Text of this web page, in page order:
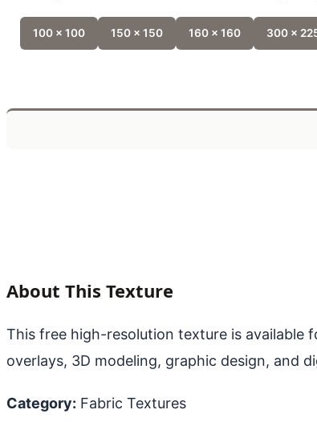
100 x 100 150 x 150 160 x 160 300 x
About This Texture
This free high-resolution texture is available
overlays, 3D modeling, graphic design, and
Category: Fabric Textures